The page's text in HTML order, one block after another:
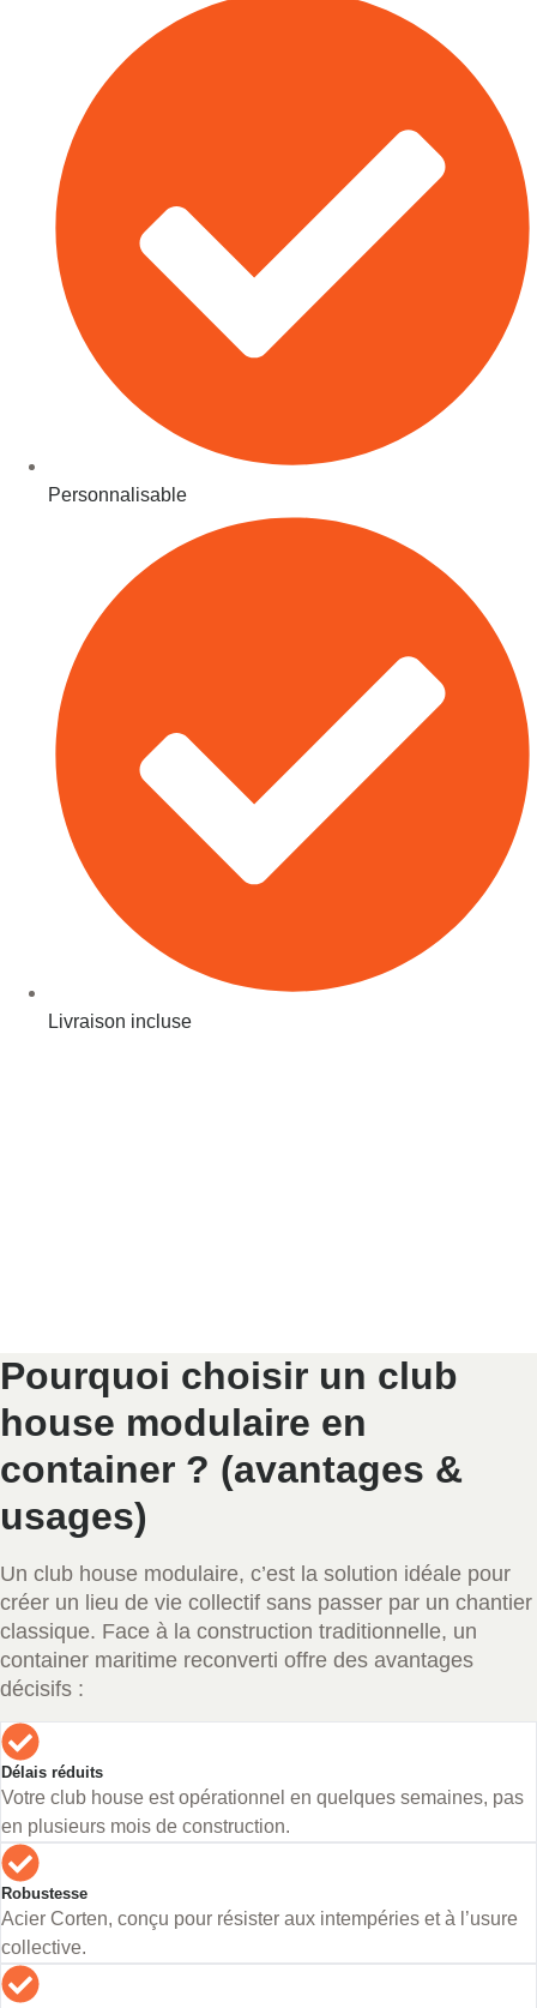
Personnalisable
Livraison incluse
Pourquoi choisir un club
house modulaire en
container ? (avantages &
usages)
Un club house modulaire, c’est la solution idéale pour
créer un lieu de vie collectif sans passer par un chantier
classique. Face à la construction traditionnelle, un
container maritime reconverti offre des avantages
décisifs :
Délais réduits
Votre club house est opérationnel en quelques semaines, pas
en plusieurs mois de construction.
Robustesse
Acier Corten, conçu pour résister aux intempéries et à l’usure
collective.